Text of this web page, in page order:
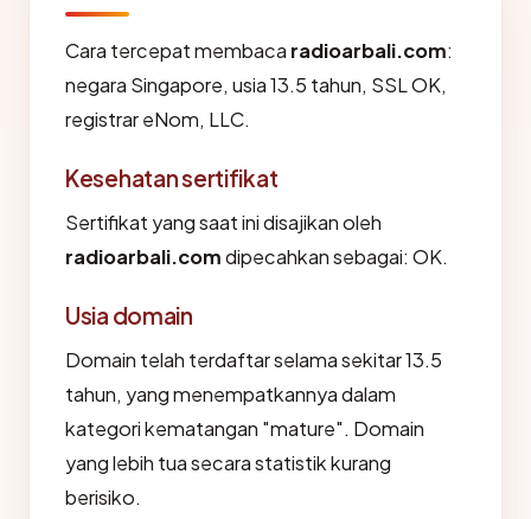
Cara tercepat membaca radioarbali.com:
negara Singapore, usia 13.5 tahun, SSL OK,
registrar eNom, LLC.
Kesehatan sertifikat
Sertifikat yang saat ini disajikan oleh
radioarbali.comdipecahkan sebagai: OK.
Usia domain
Domain telah terdaftar selama sekitar 13.5
tahun, yang menempatkannya dalam
kategori kematangan "mature". Domain
yang lebih tua secara statistik kurang
berisiko.